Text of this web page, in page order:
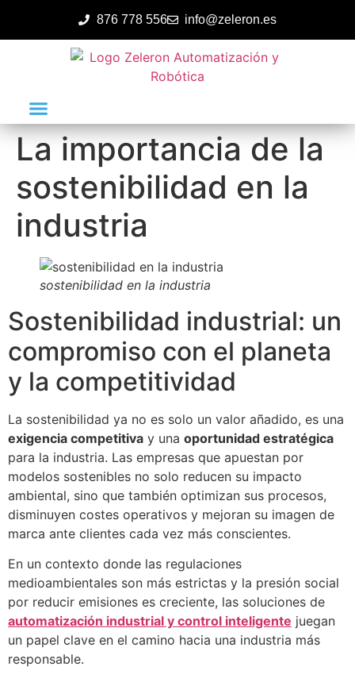
876 778 556 info@zeleron.es
La importancia de la
sostenibilidad en la
industria
sostenibilidad en la industria
Sostenibilidad industrial: un
compromiso con el planeta
y la competitividad
La sostenibilidad ya no es solo un valor añadido, es una
exigencia competitiva y una oportunidad estratégica
para la industria. Las empresas que apuestan por
modelos sostenibles no solo reducen su impacto
ambiental, sino que también optimizan sus procesos,
disminuyen costes operativos y mejoran su imagen de
marca ante clientes cada vez más conscientes.
En un contexto donde las regulaciones
medioambientales son más estrictas y la presión social
por reducir emisiones es creciente, las soluciones de
automatización industrial y control inteligente juegan
un papel clave en el camino hacia una industria más
responsable.